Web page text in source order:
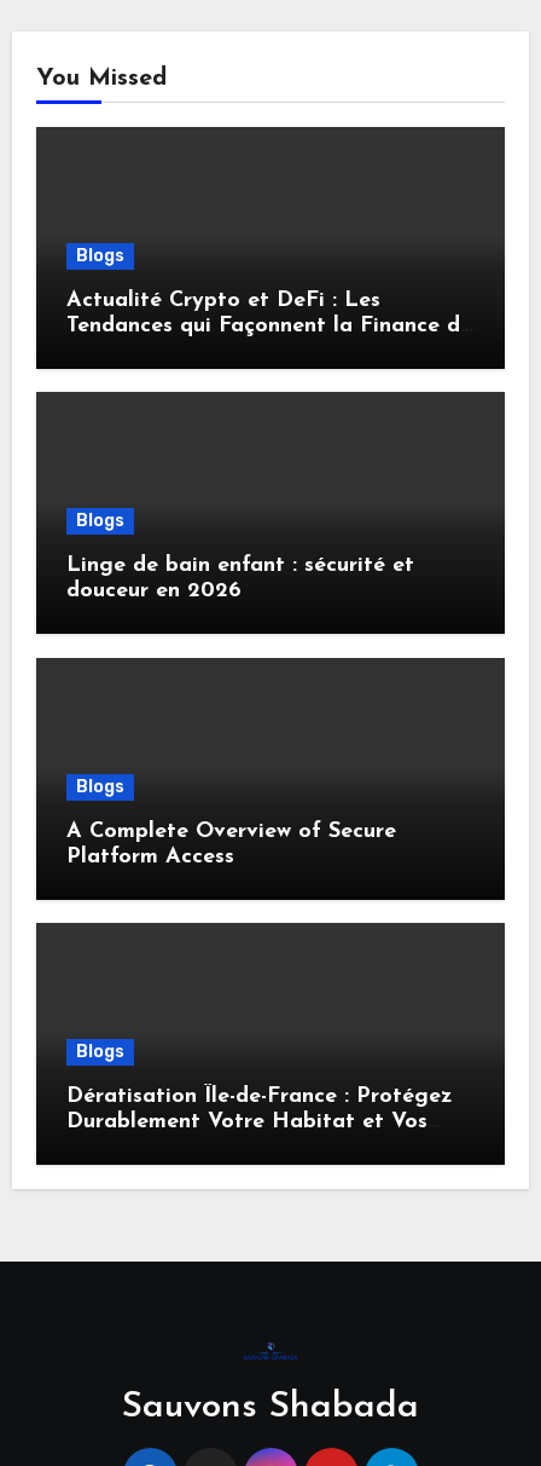
You Missed
Blogs
Actualité Crypto et DeFi : Les
Tendances qui Façonnent la Finance de
Blogs
Linge de bain enfant : sécurité et
douceur en 2026
Blogs
A Complete Overview of Secure
Platform Access
Blogs
Dératisation Île-de-France : Protégez
Durablement Votre Habitat et Vos
Sauvons Shabada